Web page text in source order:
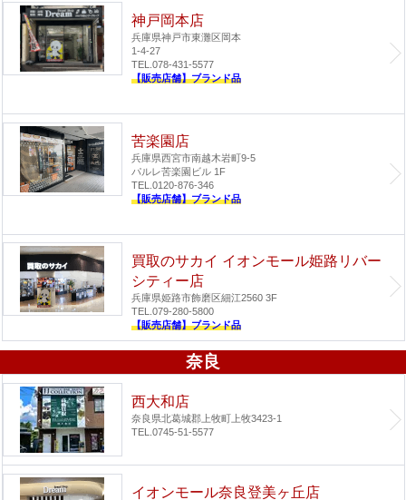
神戸岡本店
兵庫県神戸市東灘区岡本
1-4-27
TEL.078-431-5577
【販売店舗】ブランド品
苦楽園店
兵庫県西宮市南越木岩町9-5
パルレ苦楽園ビル 1F
TEL.0120-876-346
【販売店舗】ブランド品
買取のサカイ イオンモール姫路リバー
シティー店
兵庫県姫路市飾磨区細江2560 3F
TEL.079-280-5800
【販売店舗】ブランド品
奈良
西大和店
奈良県北葛城郡上牧町上牧3423-1
TEL.0745-51-5577
イオンモール奈良登美ヶ丘店